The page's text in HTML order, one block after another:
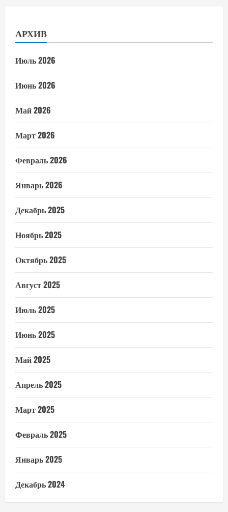
АРХИВ
Июль 2026
Июнь 2026
Май 2026
Март 2026
Февраль 2026
Январь 2026
Декабрь 2025
Ноябрь 2025
Октябрь 2025
Август 2025
Июль 2025
Июнь 2025
Май 2025
Апрель 2025
Март 2025
Февраль 2025
Январь 2025
Декабрь 2024